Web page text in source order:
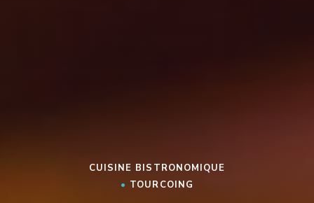
CUISINE BISTRONOMIQUE
• TOURCOING